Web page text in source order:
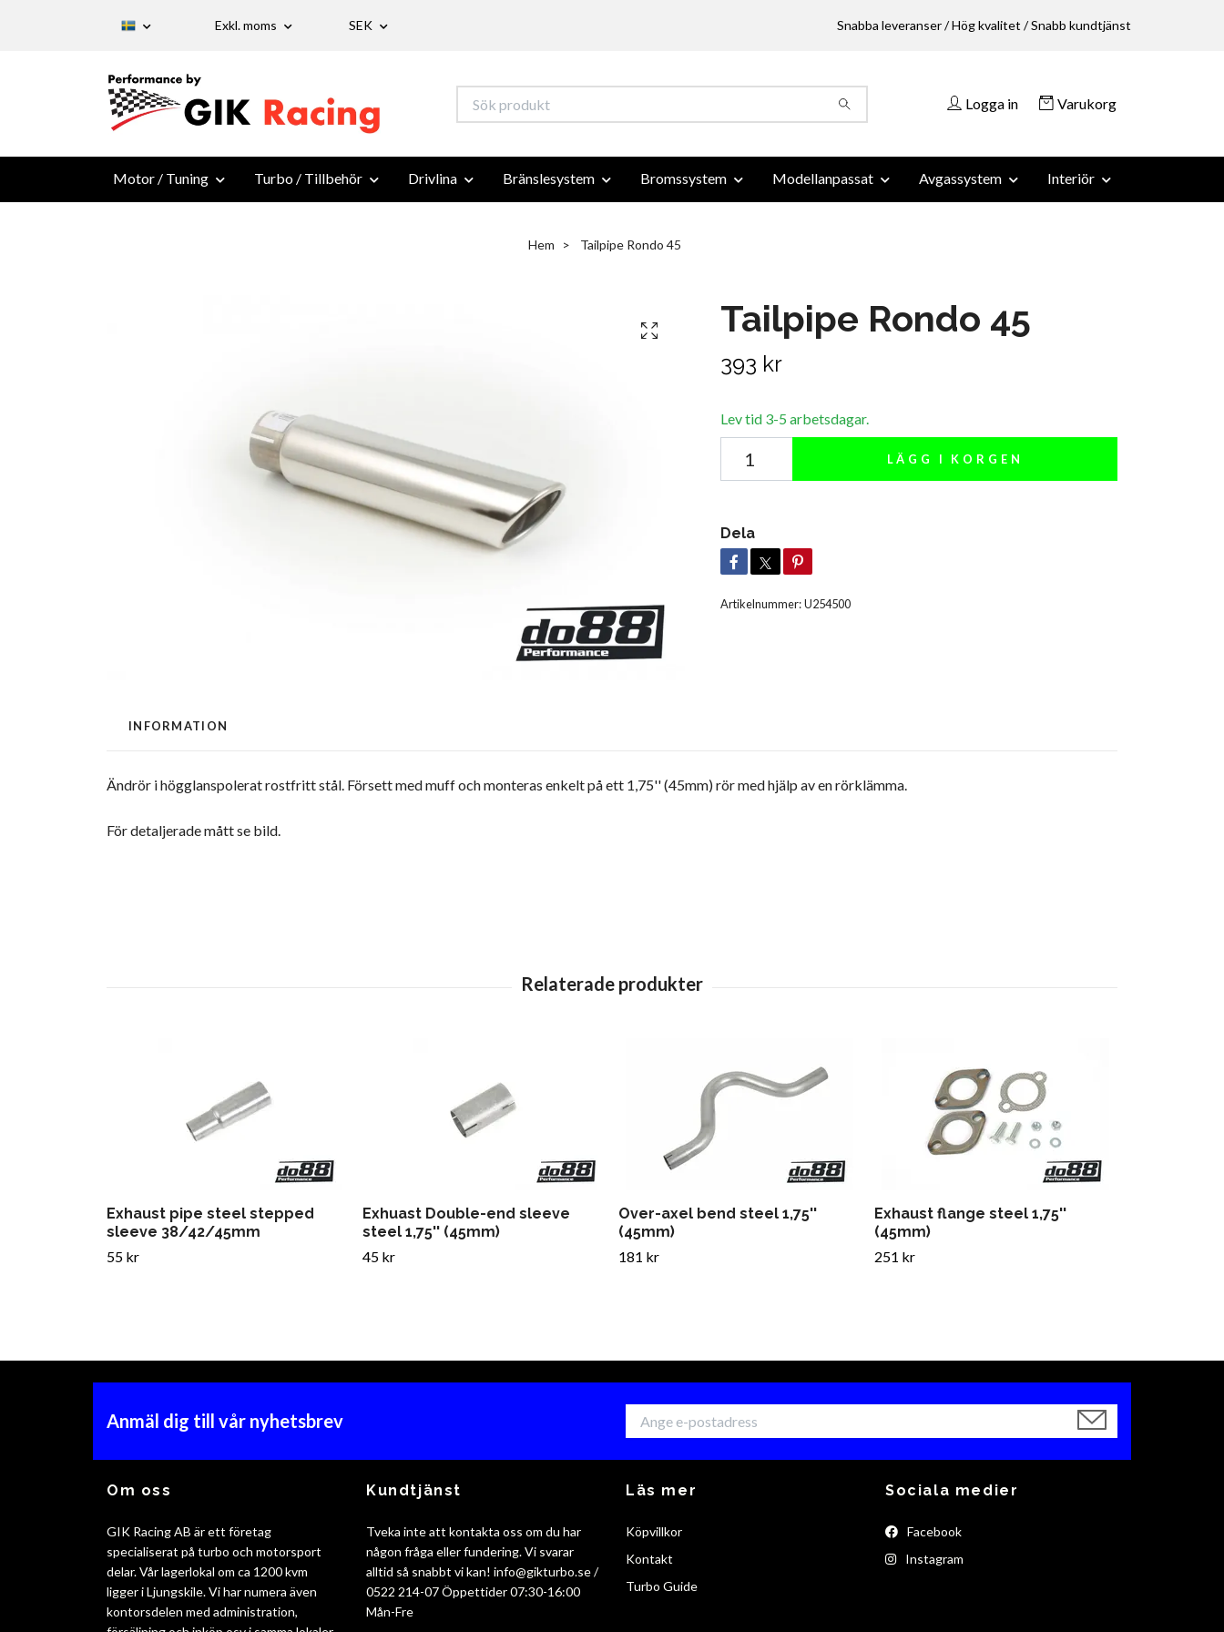
Exkl. moms SEK Snabba leveranser / Hög kvalitet / Snabb kundtjänst
Logga in Varukorg
Motor / Tuning Turbo / Tillbehör Drivlina Bränslesystem Bromssystem Modellanpassat Avgassystem Interiör
Hem Tailpipe Rondo 45
Tailpipe Rondo 45
393 kr
Lev tid 3-5 arbetsdagar.
LÄGG I KORGEN
Dela
Artikelnummer:U254500
INFORMATION
Ändrör i högglanspolerat rostfritt stål. Försett med muff och monteras enkelt på ett 1,75'' (45mm) rör med hjälp av en rörklämma.
För detaljerade mått se bild.
Exhaust pipe steel stepped
sleeve 38/42/45mm
55 kr
Exhuast Double-end sleeve
steel 1,75'' (45mm)
45 kr
Over-axel bend steel 1,75''
(45mm)
181 kr
Exhaust flange steel 1,75''
(45mm)
251 kr
Anmäl dig till vår nyhetsbrev
Om oss
GIK Racing AB är ett företag
specialiserat på turbo och motorsport
delar. Vår lagerlokal om ca 1200 kvm
ligger i Ljungskile. Vi har numera även
kontorsdelen med administration,
Kundtjänst
Tveka inte att kontakta oss om du har
någon fråga eller fundering. Vi svarar
alltid så snabbt vi kan! info@gikturbo.se/
0522 214-07 Öppettider 07:30-16:00
Mån-Fre
Läs mer
Köpvillkor
Kontakt
Turbo Guide
Sociala medier
Facebook
Instagram